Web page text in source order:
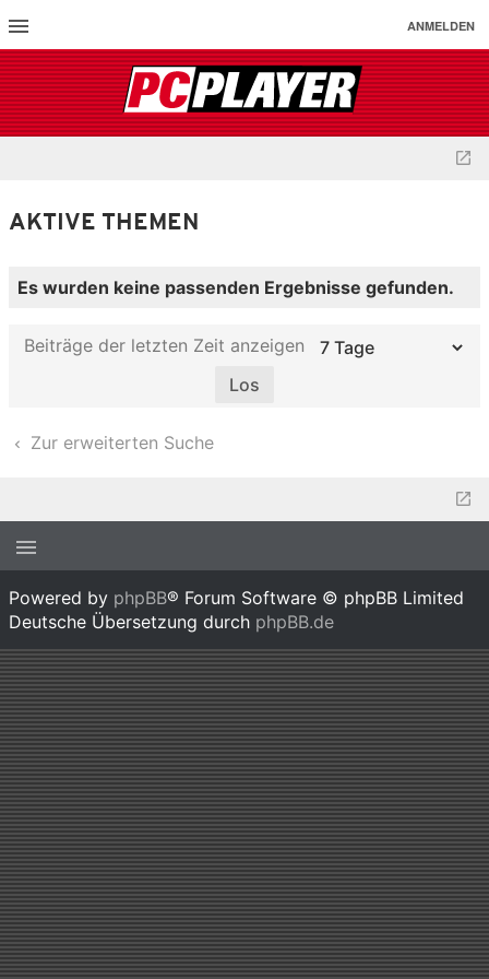
ANMELDEN
AKTIVE THEMEN
Es wurden keine passenden Ergebnisse gefunden.
Beiträge der letzten Zeit anzeigen
Zur erweiterten Suche
Powered by phpBB® Forum Software © phpBB Limited
Deutsche Übersetzung durch phpBB.de